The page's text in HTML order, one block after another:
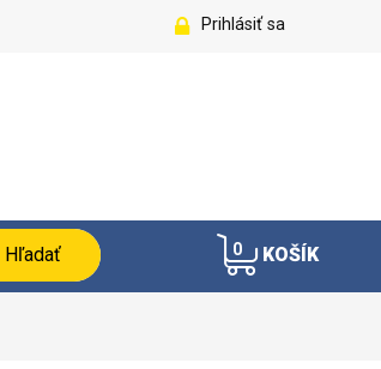
Prihlásiť sa
KOŠÍK
0
Hľadať